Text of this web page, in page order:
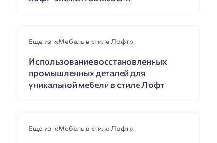
Еще из «Мебель в стиле Лофт»
Использование восстановленных
промышленных деталей для
уникальной мебели в стиле Лофт
Еще из «Мебель в стиле Лофт»